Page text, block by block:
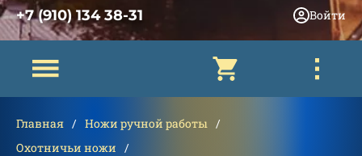
+7 (910) 134 38-31 Войти
Главная
Ножи ручной работы
Охотничьи ножи